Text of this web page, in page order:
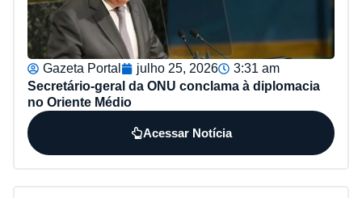
Gazeta Portal julho 25, 2026
3:31 am
Secretário-geral da ONU conclama à diplomacia
no Oriente Médio
Acessar Notícia